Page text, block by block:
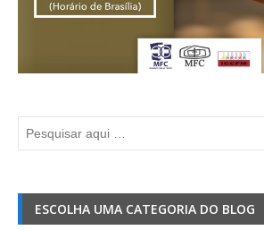
ESCOLHA UMA CATEGORIA DO BLOG